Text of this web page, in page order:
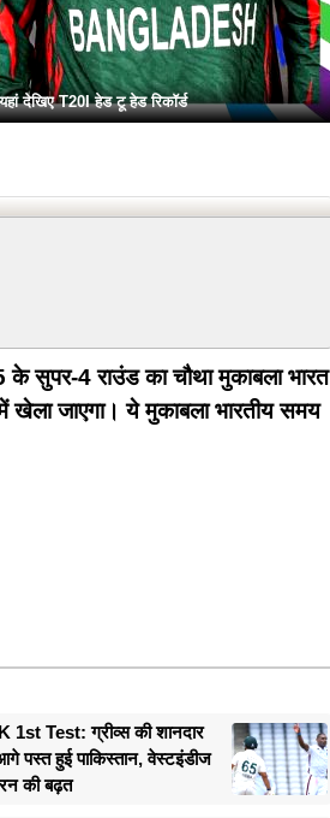
देखिए T20I हेड टू हेड रिकॉर्ड
4 राउंड का चौथा मुकाबला भारत
जाएगा। ये मुकाबला भारतीय समय
1st Test: ग्रीव्स की शानदार
पस्त हुई पाकिस्तान, वेस्टइंडीज
की बढ़त